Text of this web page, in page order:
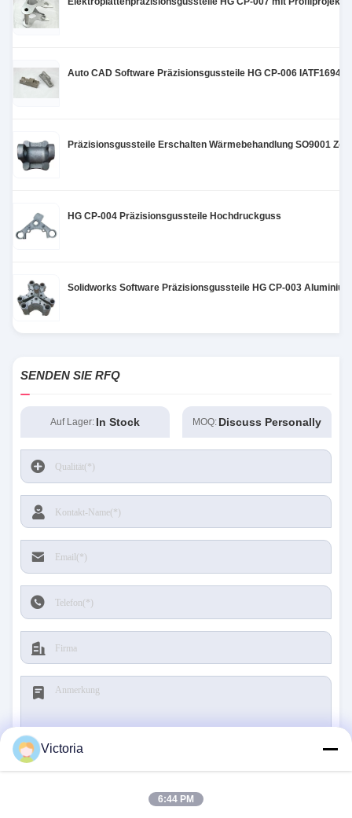
Auto CAD Software Präzisionsgussteile HG CP-006 IATF16949
Präzisionsgussteile Erschalten Wärmebehandlung SO9001
HG CP-004 Präzisionsgussteile Hochdruckguss
Solidworks Software Präzisionsgussteile HG CP-003
SENDEN SIE RFQ
Auf Lager: In Stock MOQ: Discuss Personally
Reichen Sie ein
Victoria
6:44 PM